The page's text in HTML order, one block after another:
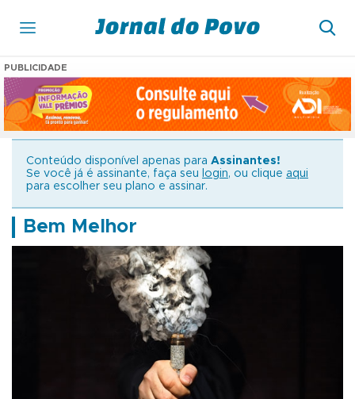
PUBLICIDADE
Conteúdo disponível apenas para Assinantes!
Se você já é assinante, faça seu
login, ou clique aqui
para escolher seu plano e assinar.
Bem Melhor